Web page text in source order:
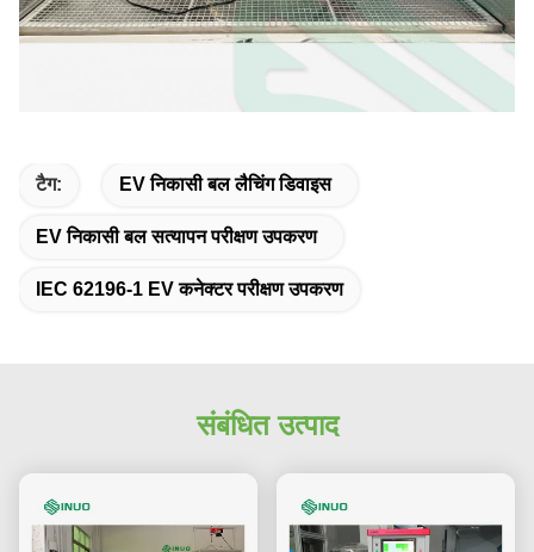
टैग: EV निकासी बल लैचिंग डिवाइस
EV निकासी बल सत्यापन परीक्षण उपकरण
IEC 62196-1 EV कनेक्टर परीक्षण उपकरण
संबंधित उत्पाद